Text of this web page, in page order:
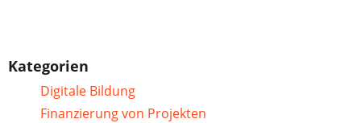
Kategorien
Digitale Bildung
Finanzierung von Projekten